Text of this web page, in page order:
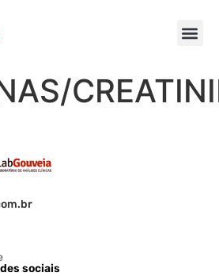
sociais